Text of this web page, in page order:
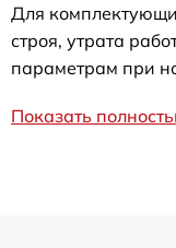
Для
строя, утрата
параметрам при
Показать